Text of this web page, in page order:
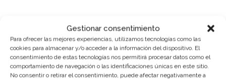
Gestionar consentimiento
Para ofrecer las mejores experiencias, utilizamos tecnologías como las
cookies para almacenar y/o acceder a la información del dispositivo. El
consentimiento de estas tecnologías nos permitirá procesar datos como el
comportamiento de navegación o las identificaciones únicas en este sitio.
No consentir o retirar el consentimiento, puede afectar negativamente a
Puedes consultar los ingredientesaquí.
AÑADIR AL CARRITO